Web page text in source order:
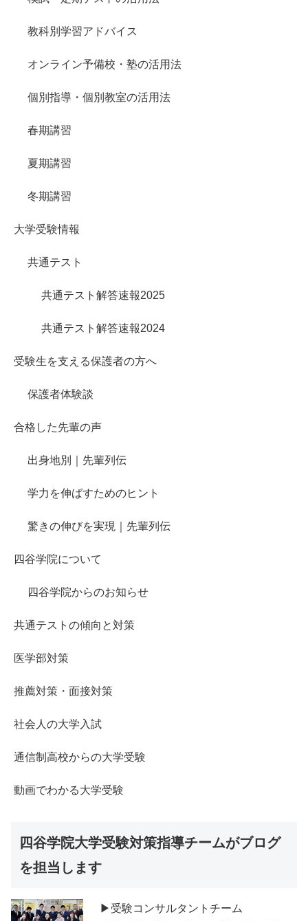
教科別学習アドバイス
オンライン予備校・塾の活用法
個別指導・個別教室の活用法
春期講習
夏期講習
冬期講習
大学受験情報
共通テスト
共通テスト解答速報2025
共通テスト解答速報2024
受験生を支える保護者の方へ
保護者体験談
合格した先輩の声
出身地別｜先輩列伝
学力を伸ばすためのヒント
驚きの伸びを実現｜先輩列伝
四谷学院について
四谷学院からのお知らせ
共通テストの傾向と対策
医学部対策
推薦対策・面接対策
社会人の大学入試
通信制高校からの大学受験
動画でわかる大学受験
四谷学院大学受験対策指導チームがブログ
を担当します
▶受験コンサルタントチーム